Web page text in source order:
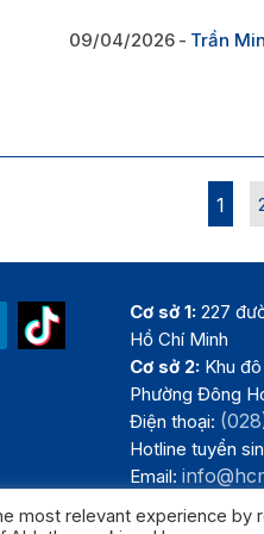
09/04/2026 Trần
1
Cơ sở 1: 227
Hồ Chí Minh
Cơ sở 2: Khu
Phường Đông
Điện thoại:
Hotline tuyển
Email:
most relevant experience